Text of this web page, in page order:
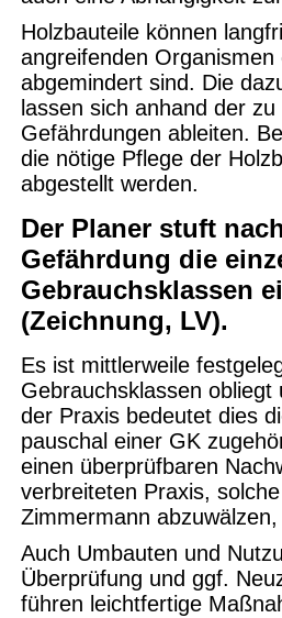
Holzbauteile können
angreifenden
abgemindert sind. Die
lassen sich anhand der
Gefährdungen ableiten.
die nötige Pflege der
abgestellt werden.
Der Planer stuft
Gefährdung die
Gebrauchsklassen
(Zeichnung, LV).
Es ist mittlerweile
Gebrauchsklassen
der Praxis bedeutet dies
pauschal einer GK
einen überprüfbaren
verbreiteten Praxis,
Zimmermann
Auch Umbauten und
Überprüfung und ggf.
führen leichtfertige